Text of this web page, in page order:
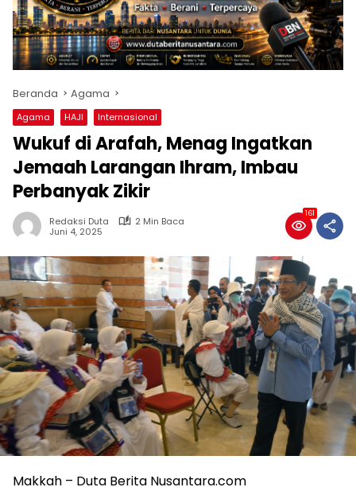
Beranda Agama
Agama HAJI Internasional
Wukuf di Arafah, Menag Ingatkan
Jemaah Larangan Ihram, Imbau
Perbanyak Zikir
Redaksi Duta
2 Min Baca
Juni 4, 2025
161
Makkah – Duta Berita Nusantara.com